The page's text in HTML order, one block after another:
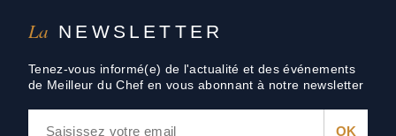
La NEWSLETTER
Tenez-vous informé(e) de l'actualité et des événements
de Meilleur du Chef en vous abonnant à notre newsletter